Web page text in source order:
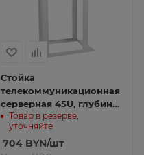
Стойка
телекоммуникационная
серверная 45U, глубина
1000 мм СТК-С-45.2.1000
Товар в резерве,
уточняйте
704BYN/шт